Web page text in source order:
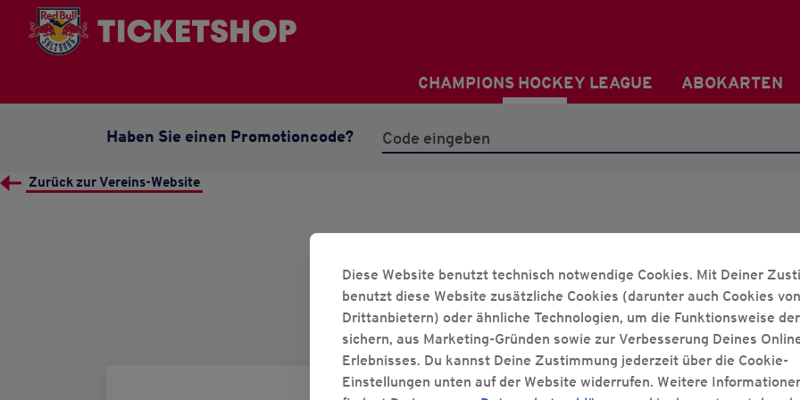
CHAMPIONS HOCKEY LEAGUE ABOKARTEN
Haben Sie einen Promotioncode?
Zurück zur Vereins-Website
2026/2027 CHL
2026/2027 CHL CHL HEIMSPIEL
Diese Website benutzt technisch notwendige Cookies. Mit Deiner
benutzt diese Website zusätzliche Cookies (darunter auch Cookies von
Drittanbietern) oder ähnliche Technologien, um die Funktionsweise
sichern, aus Marketing-Gründen sowie zur Verbesserung Deines
Erlebnisses. Du kannst Deine Zustimmung jederzeit über die Cookie-
Einstellungen unten auf der Website widerrufen. Weitere